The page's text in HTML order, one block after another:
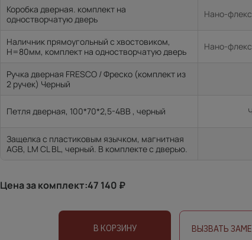
Коробка дверная. комплект на
одностворчатую дверь
Нано-
Наличник прямоугольный с хвостовиком,
H=80мм, комплект на одностворчатую дверь
Нано-
Ручка дверная FRESCO / Фреско (комплект из
2 ручек) Черный
Петля дверная, 100*70*2,5-4ВВ , черный
Защелка с пластиковым язычком, магнитная
AGB, LM CL BL, черный. В комплекте с дверью.
Цена за комплект:47 140 ₽
В КОРЗИНУ ВЫЗВАТЬ